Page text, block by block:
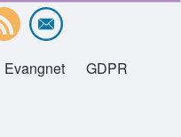
Evangnet
(opens in new tab)
GDPR